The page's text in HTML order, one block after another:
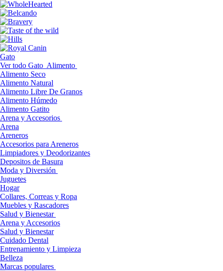
Gato
Ver todo Gato Alimento
Alimento Seco
Alimento Natural
Alimento Libre De Granos
Alimento Húmedo
Alimento Gatito
Arena y Accesorios
Arena
Areneros
Accesorios para Areneros
Limpiadores y Deodorizantes
Depositos de Basura
Moda y Diversión
Juguetes
Hogar
Collares, Correas y Ropa
Muebles y Rascadores
Salud y Bienestar
Arena y Accesorios
Salud y Bienestar
Cuidado Dental
Entrenamiento y Limpieza
Belleza
Marcas populares